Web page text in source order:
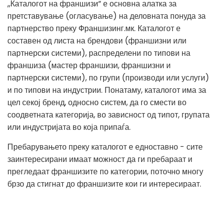
,,Каталогот на франшизи” е основна алатка за
претставување (огласување) на деловната понуда за
партнерство преку Франшизинг.мк. Каталогот е
составен од листа на брендови (франшизни или
партнерски системи), распределени по типови на
франшиза (мастер франшизи, франшизни и
партнерски системи), по групи (производи или услуги)
и по типови на индустрии. Понатаму, каталогот има за
цел секој бренд, односно систем, да го смести во
соодветната категорија, во зависност од типот, групата
или индустријата во која припаѓа.
Пребарувањето преку каталогот е едноставно - сите
заинтересирани имаат можност да ги пребараат и
прегледаат франшизите по категории, поточно многу
брзо да стигнат до франшизите кои ги интересираат.